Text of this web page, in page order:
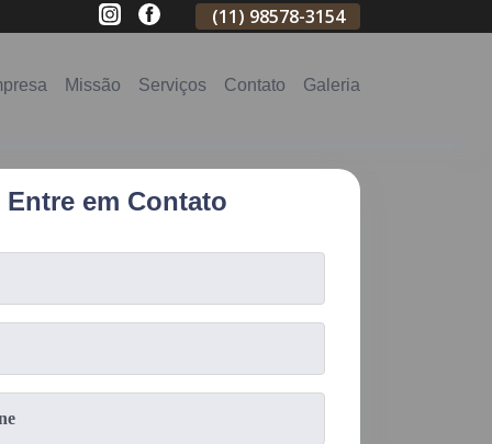
2796-3704 (11) 98578-3154
Missão Serviços Contato Galeria
Entre em Contato